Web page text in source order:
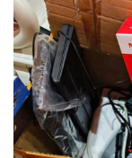
Vụ án
Tin nóng
Tư vấn luật